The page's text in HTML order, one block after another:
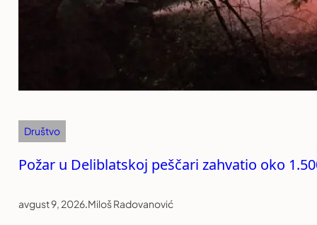
Društvo
Požar u Deliblatskoj peščari zahvatio oko
avgust 9, 2026.Miloš Radovanović